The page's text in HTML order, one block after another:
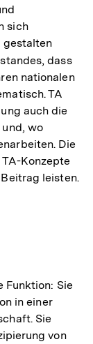
sich
gestalten
dass
nationalen
TA
auch die
wo
Die
Konzepte
leisten.
Funktion: Sie
in einer
Sie
von